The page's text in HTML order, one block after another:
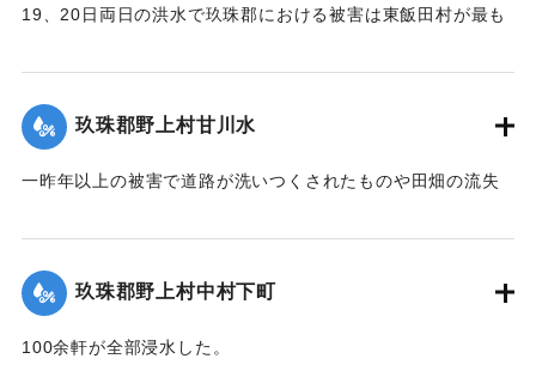
19、20日両日の洪水で玖珠郡における被害は東飯田村が最も
され、川沿いの田地は洗い流されて荒涼を極めている。特に
松木川に架かる橋梁6ヶ所が流失したが、幸いに人畜の死傷は
なかった。この地方はおととしの洪水に大被害を被り、よう
兢々としている。
の有様だ。
面】
玖珠郡野上村甘川水
一昨年以上の被害で道路が洗いつくされたものや田畑の流失
｜固有コード:
玖珠郡野上村中村下町
100余軒が全部浸水した。